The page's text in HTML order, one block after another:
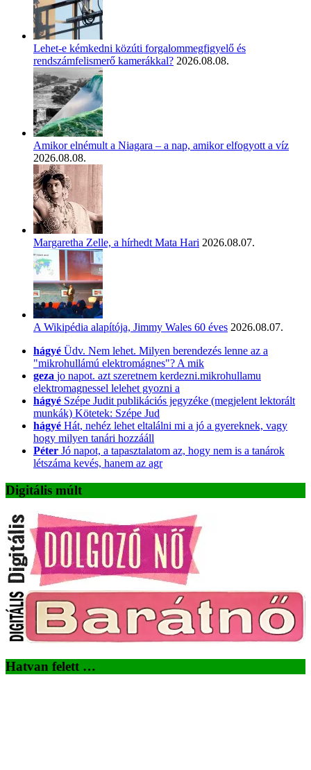
Lehet-e kémkedni közúti forgalommegfigyelő és
rendszámfelismerő kamerákkal? 2026.08.08.
Amikor elnémult a Niagara – a nap, amikor elfogyott a víz
2026.08.08.
Margaretha Zelle, a hírhedt Mata Hari 2026.08.07.
A Wikipédia alapítója, Jimmy Wales 60 éves 2026.08.07.
hágyé Üdv. Nem lehet. Milyen berendezés lenne az a
"mikrohullámú elektromágnes"? A mik
geza jo napot. azt szeretnem kerdezni.mikrohullamu
elektromagnessel lelehet gyozni a
hágyé Szépe Judit publikációs jegyzéke (megjelent lektorált
munkák) Kötetek: Szépe Jud
hágyé Hát, nehéz lehet eltalálni mi a jó a gyereknek, vagy
hogy milyen tanári hozzááll
Péter Jó napot, a tapasztalatom az, hogy nem is a tanárok
létszáma kevés, hanem az agr
Digitális múlt
Hatvan felett …